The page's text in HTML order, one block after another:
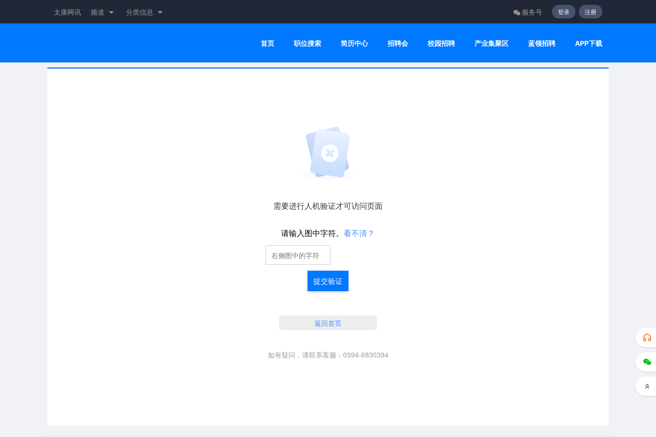
太康网讯 频道 分类信息 服务号 登录 注册
首页 职位搜索 简历中心 招聘会 校园招聘 产业集聚区 蓝领招聘 APP下载
需要进行人机验证才可访问页面
请输入图中字符。 看不清？
提交验证
返回首页
如有疑问，请联系客服：0394-6830394